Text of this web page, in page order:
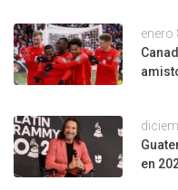
enero
en